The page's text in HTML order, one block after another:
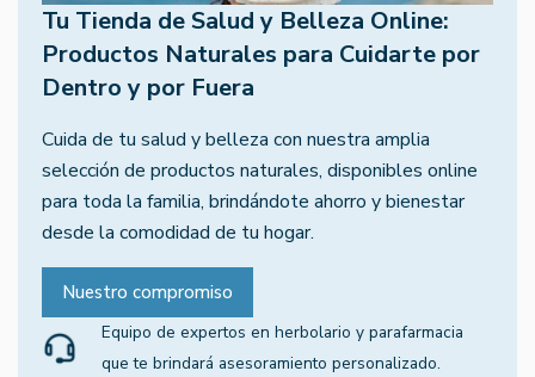
Tu Tienda de Salud y Belleza Online:
Productos Naturales para Cuidarte por
Dentro y por Fuera
Cuida de tu salud y belleza con nuestra amplia
selección de productos naturales, disponibles online
para toda la familia, brindándote ahorro y bienestar
desde la comodidad de tu hogar.
Nuestro compromiso
Equipo de expertos en herbolario y parafarmacia
que te brindará asesoramiento personalizado.